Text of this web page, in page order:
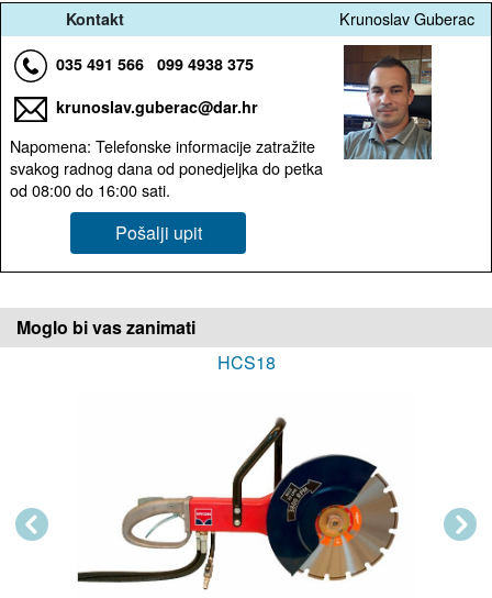
Kontakt Krunoslav Guberac
035 491 566 099 4938 375
krunoslav.guberac@dar.hr
Napomena: Telefonske informacije zatražite
svakog radnog dana od ponedjeljka do petka
od 08:00 do 16:00 sati.
Pošalji upit
Moglo bi vas zanimati
HCS18
Previous Next